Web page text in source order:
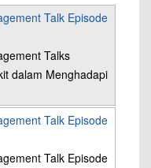
Talk Episode
Talks
dalam Menghadapi
Talk Episode
Talk Episode